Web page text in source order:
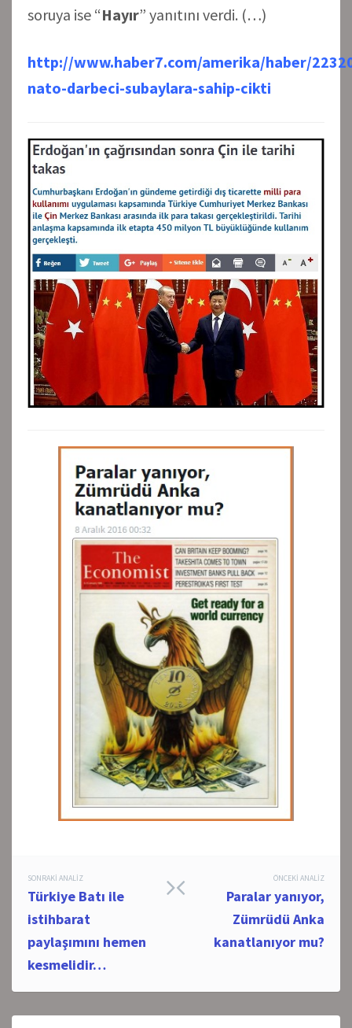
soruya ise “Hayır” yanıtını verdi. (…)
http://www.haber7.com/amerika/haber/
nato-darbeci-subaylara-sahip-cikti
Post
navigation
ÖNCEKI ANALIZ
Paralar yanıyor,
Zümrüdü Anka
kanatlanıyor mu?
SONRAKI ANALIZ
Türkiye Batı ile
istihbarat
paylaşımını hemen
kesmelidir…